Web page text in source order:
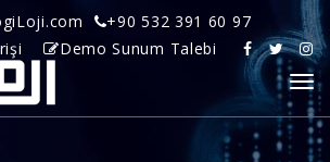
+90 532 391 60 97
Demo Sunum Talebi